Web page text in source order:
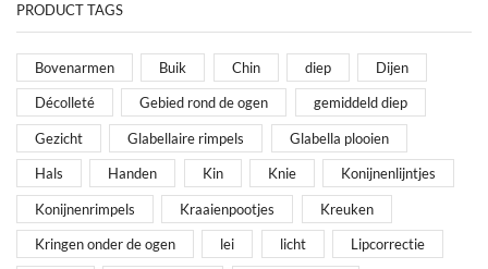
PRODUCT TAGS
Bovenarmen Buik Chin diep Dijen
Décolleté Gebied rond de ogen gemiddeld diep
Gezicht Glabellaire rimpels Glabella plooien
Hals Handen Kin Knie Konijnenlijntjes
Konijnenrimpels Kraaienpootjes Kreuken
Kringen onder de ogen lei licht Lipcorrectie